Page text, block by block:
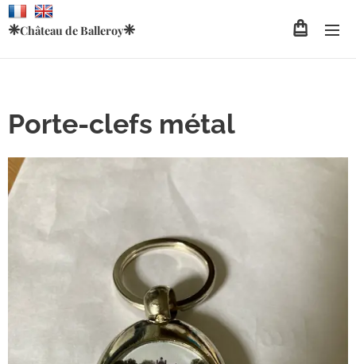
❈Château de Balleroy❈
Porte-clefs métal